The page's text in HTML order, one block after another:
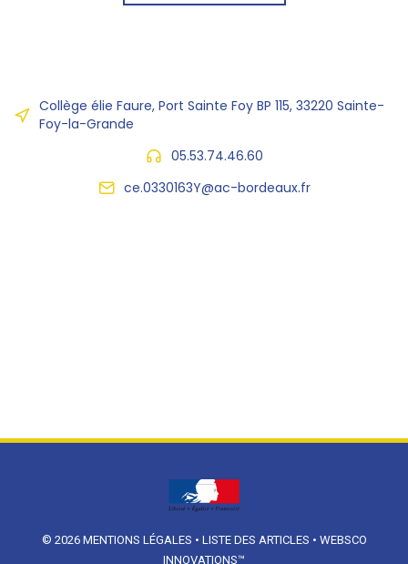
Collège élie Faure, Port Sainte Foy BP 115, 33220 Sainte-
Foy-la-Grande
05.53.74.46.60
ce.0330163Y@ac-bordeaux.fr
© 2026 MENTIONS LÉGALES • LISTE DES ARTICLES • WEBSCO
INNOVATIONS™